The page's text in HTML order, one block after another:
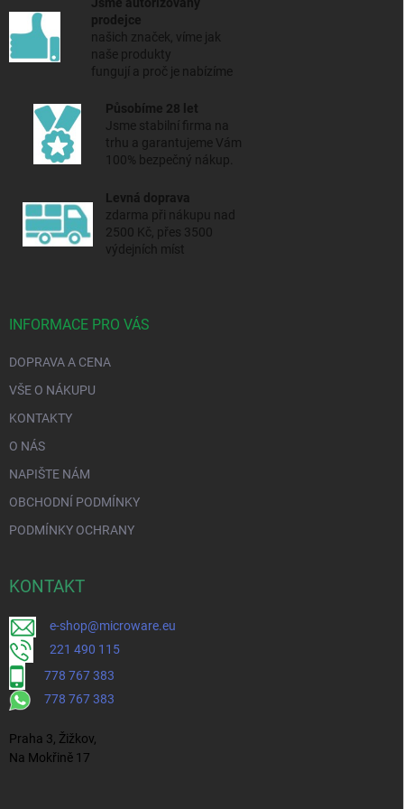
prodejce
našich značek, víme jak
naše produkty
fungují a proč je nabízíme
Působíme 28 let
Jsme stabilní firma na
trhu a garantujeme Vám
100% bezpečný nákup.
Levná doprava
zdarma při nákupu nad
2500 Kč, přes 3500
výdejních míst
INFORMACE PRO VÁS
DOPRAVA A CENA
VŠE O NÁKUPU
KONTAKTY
O NÁS
NAPIŠTE NÁM
OBCHODNÍ PODMÍNKY
PODMÍNKY OCHRANY
KONTAKT
e-shop@microware.eu
221 490 115
778 767 383
778 767 383
Praha 3, Žižkov,
Na Mokřině 17